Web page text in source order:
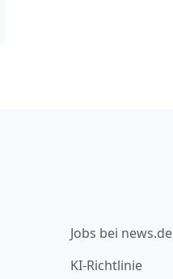
Jobs bei news.de
KI-Richtlinie